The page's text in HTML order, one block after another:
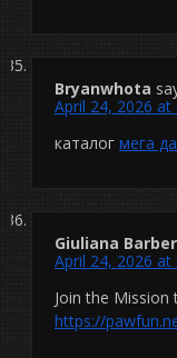
Bryanwhota
April 24, 2026 at
каталог мега
Giuliana Barber
April 24, 2026 at
Join the Mission
https://